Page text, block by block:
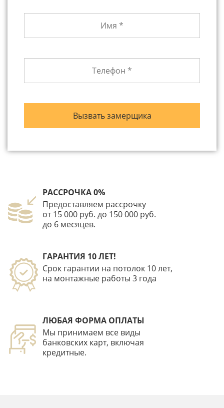
РАССРОЧКА 0%
Предоставляем рассрочку
от 15 000 руб. до 150 000 руб.
до 6 месяцев.
ГАРАНТИЯ 10 ЛЕТ!
Срок гарантии на потолок 10 лет,
на монтажные работы 3 года
ЛЮБАЯ ФОРМА ОПЛАТЫ
Мы принимаем все виды
банковских карт, включая
кредитные.